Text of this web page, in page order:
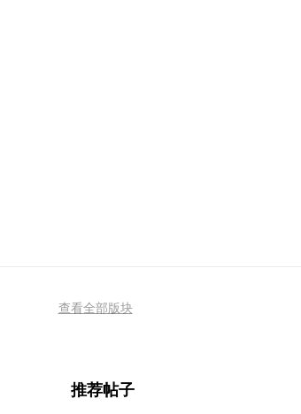
查看全部版块
推荐帖子